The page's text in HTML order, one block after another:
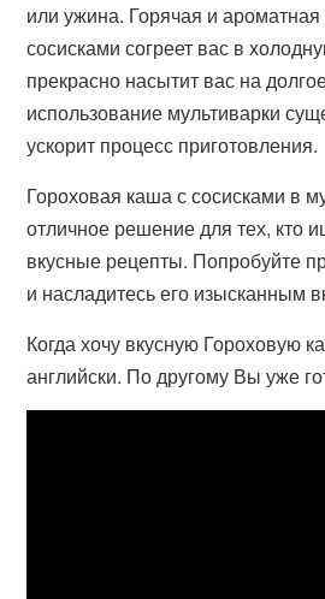
или ужина. Горячая и
сосисками согреет вас в
прекрасно насытит вас на
использование мультиварки
ускорит процесс приготовления.
Гороховая каша с сосисками в
отличное решение для тех, кто
вкусные рецепты. Попробуйте
и насладитесь его изысканным
Когда хочу вкусную Гороховую
английски. По другому Вы уже